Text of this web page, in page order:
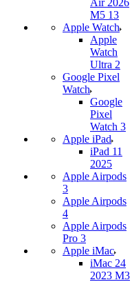
Air 2026
M5 13
Apple Watch
Apple
Watch
Ultra 2
Google Pixel
Watch
Google
Pixel
Watch 3
Apple iPad
iPad 11
2025
Apple Airpods
3
Apple Airpods
4
Apple Airpods
Pro 3
Apple iMac
iMac 24
2023 M3